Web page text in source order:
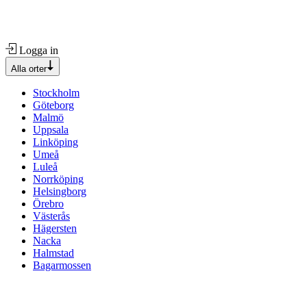
Logga in
Alla orter
Stockholm
Göteborg
Malmö
Uppsala
Linköping
Umeå
Luleå
Norrköping
Helsingborg
Örebro
Västerås
Hägersten
Nacka
Halmstad
Bagarmossen